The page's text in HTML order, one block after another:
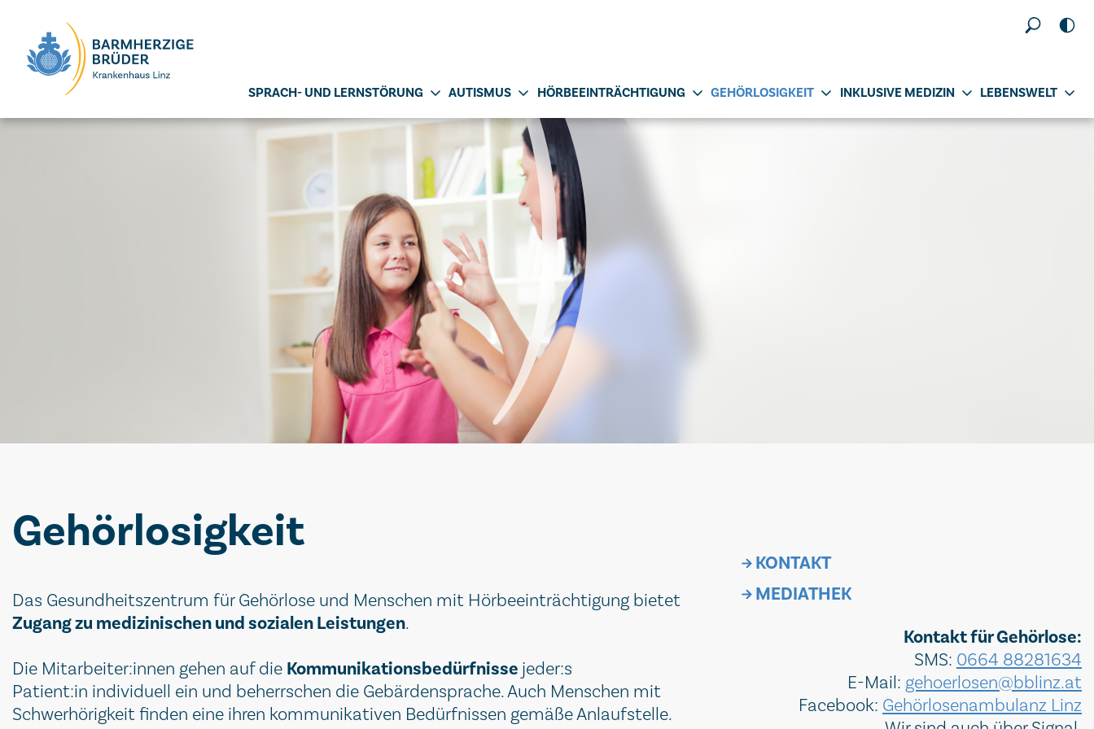
SPRACH- UND LERNSTÖRUNG AUTISMUS HÖRBEEINTRÄCHTIGUNG GEHÖRLOSIGKEIT INKLUSIVE MEDIZIN LEBENSWELT
Gehörlosigkeit
Das Gesundheitszentrum für Gehörlose und Menschen mit Hörbeeinträchtigung bietet
Zugang zu medizinischen und sozialen Leistungen.
Die Mitarbeiter:innen gehen auf die Kommunikationsbedürfnisse jeder:s
Patient:in individuell ein und beherrschen die Gebärdensprache. Auch Menschen mit
Schwerhörigkeit finden eine ihren kommunikativen Bedürfnissen gemäße Anlaufstelle.
KONTAKT
MEDIATHEK
Kontakt für Gehörlose:
SMS: 0664 88281634
E-Mail: gehoerlosen@bblinz.at
Facebook: Gehörlosenambulanz Linz